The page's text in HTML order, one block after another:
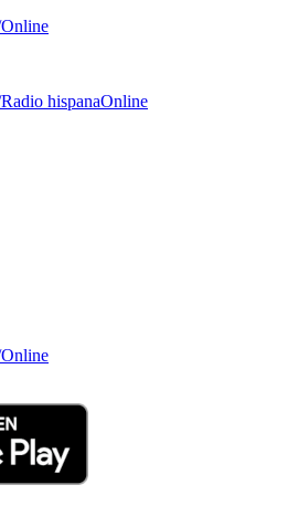
Online
Radio hispanaOnline
Online